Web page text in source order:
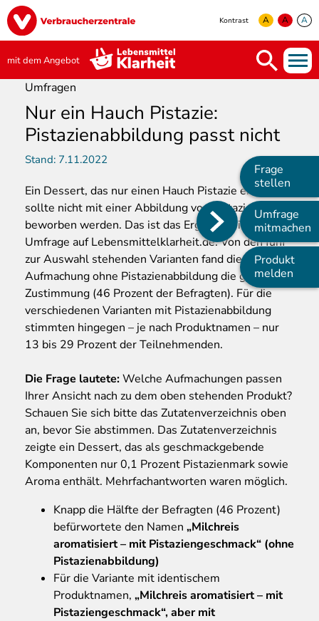
Direkt
zum
Inhalt
Image
Kontrast A A A
mit dem Angebot
Main
navigation
Frage
stellen
Umfrage
mitmachen
Produkt
melden
Umfragen
Nur ein Hauch Pistazie:
Pistazienabbildung passt nicht
Stand: 7.11.2022
Ein Dessert, das nur einen Hauch Pistazie enthält,
sollte nicht mit einer Abbildung von Pistazien
beworben werden. Das ist das Ergebnis einer
Umfrage auf Lebensmittelklarheit.de. Von den fünf
zur Auswahl stehenden Varianten fand die einzige
Aufmachung ohne Pistazienabbildung die größte
Zustimmung (46 Prozent der Befragten). Für die
verschiedenen Varianten mit Pistazienabbildung
stimmten hingegen – je nach Produktnamen – nur
13 bis 29 Prozent der Teilnehmenden.
Die Frage lautete:Welche Aufmachungen passen
Ihrer Ansicht nach zu dem oben stehenden Produkt?
Schauen Sie sich bitte das Zutatenverzeichnis oben
an, bevor Sie abstimmen. Das Zutatenverzeichnis
zeigte ein Dessert, das als geschmackgebende
Komponenten nur 0,1 Prozent Pistazienmark sowie
Aroma enthält. Mehrfachantworten waren möglich.
Knapp die Hälfte der Befragten (46 Prozent)
befürwortete den Namen „Milchreis
aromatisiert – mit Pistaziengeschmack“ (ohne
Pistazienabbildung)
Für die Variante mit identischem
Produktnamen, „Milchreis aromatisiert – mit
Pistaziengeschmack“, aber mit